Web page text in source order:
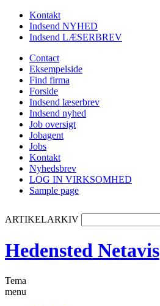
Kontakt
Indsend NYHED
Indsend LÆSERBREV
Contact
Eksempelside
Find firma
Forside
Indsend læserbrev
Indsend nyhed
Job oversigt
Jobagent
Jobs
Kontakt
Nyhedsbrev
LOG IN VIRKSOMHED
Sample page
ARTIKELARKIV
Hedensted Netavis
Tema
menu